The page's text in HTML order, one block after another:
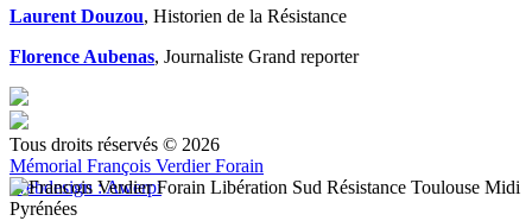
Laurent Douzou, Historien de la Résistance
Florence Aubenas, Journaliste Grand reporter
Tous droits réservés © 2026
Mémorial François Verdier Forain
Webdesign : Awerpi